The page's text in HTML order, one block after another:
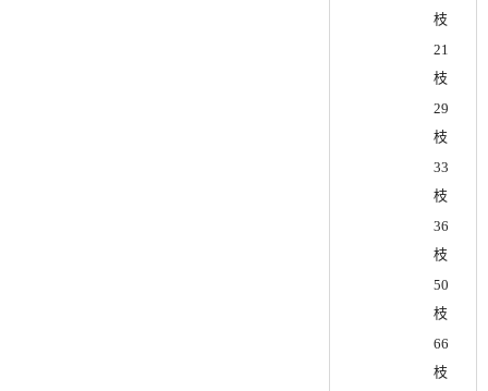
枝
21
枝
29
枝
33
枝
36
枝
50
枝
66
枝